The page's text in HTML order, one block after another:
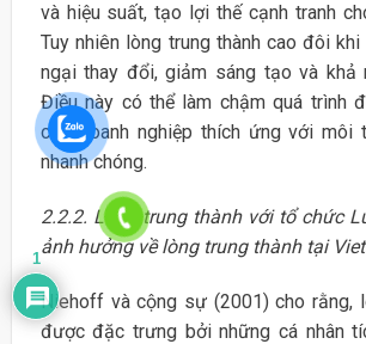
và hiệu suất, tạo lợi thế cạnh tranh
Tuy nhiên lòng trung thành cao đôi khi
ngại thay đổi, giảm sáng tạo và khả
Điều này có thể làm chậm quá trình
cản doanh nghiệp thích ứng với môi
nhanh chóng.
2.2.2. Lòng trung thành với tổ chức
ảnh hưởng về lòng trung thành tại
Niehoff và cộng sự (2001) cho rằng,
được đặc trưng bởi những cá nhân
1